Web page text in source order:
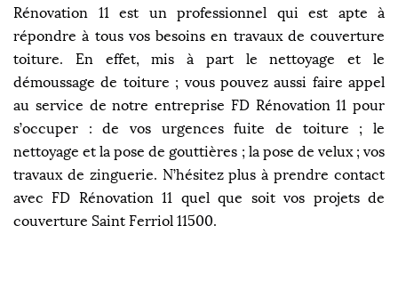
Rénovation 11 est un professionnel qui est apte à
répondre à tous vos besoins en travaux de couverture
toiture. En effet, mis à part le nettoyage et le
démoussage de toiture ; vous pouvez aussi faire appel
au service de notre entreprise FD Rénovation 11 pour
s’occuper : de vos urgences fuite de toiture ; le
nettoyage et la pose de gouttières ; la pose de velux ; vos
travaux de zinguerie. N’hésitez plus à prendre contact
avec FD Rénovation 11 quel que soit vos projets de
couverture Saint Ferriol 11500.